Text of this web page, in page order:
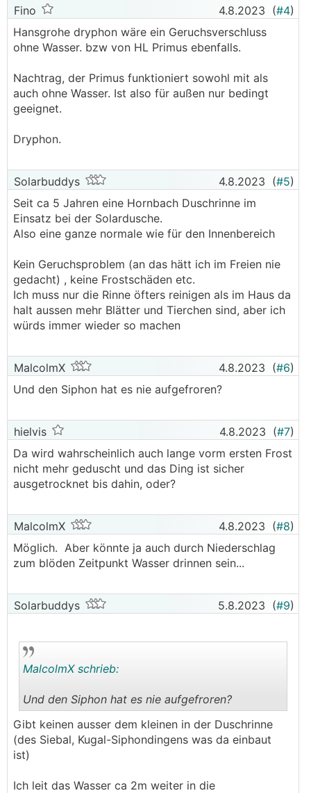
Fino 4.8.2023 (#4)
Hansgrohe dryphon wäre ein Geruchsverschluss
ohne Wasser. bzw von HL Primus ebenfalls.
Nachtrag, der Primus funktioniert sowohl mit als
auch ohne Wasser. Ist also für außen nur bedingt
geeignet.
Dryphon.
Solarbuddys 4.8.2023 (#5)
Seit ca 5 Jahren eine Hornbach Duschrinne im
Einsatz bei der Solardusche.
Also eine ganze normale wie für den Innenbereich
Kein Geruchsproblem (an das hätt ich im Freien nie
gedacht) , keine Frostschäden etc.
Ich muss nur die Rinne öfters reinigen als im Haus da
halt aussen mehr Blätter und Tierchen sind, aber ich
würds immer wieder so machen
MalcolmX 4.8.2023 (#6)
Und den Siphon hat es nie aufgefroren?
hielvis 4.8.2023 (#7)
Da wird wahrscheinlich auch lange vorm ersten Frost
nicht mehr geduscht und das Ding ist sicher
ausgetrocknet bis dahin, oder?
MalcolmX 4.8.2023 (#8)
Möglich. Aber könnte ja auch durch Niederschlag
zum blöden Zeitpunkt Wasser drinnen sein...
Solarbuddys 5.8.2023 (#9)
.
MalcolmX schrieb:
Und den Siphon hat es nie aufgefroren?
Gibt keinen ausser dem kleinen in der Duschrinne
(des Siebal, Kugal-Siphondingens was da einbaut
ist)
Ich leit das Wasser ca 2m weiter in die